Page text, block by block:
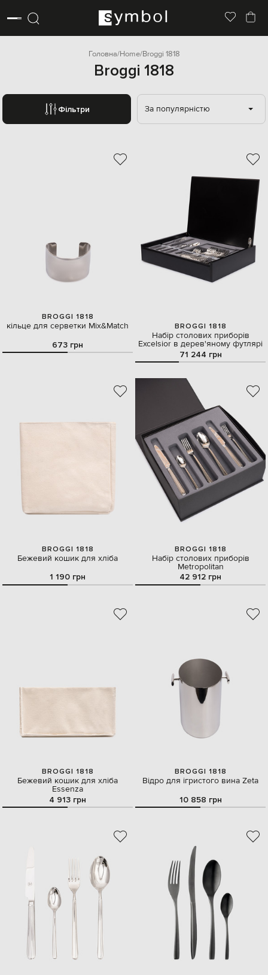
Головна Home Broggi 1818
Broggi 1818
Фільтри За популярністю
BROGGI 1818
кільце для серветки Mix&Match
673 грн
BROGGI 1818
Набір столових приборів
Excelsior в дерев'яному футлярі
71 244 грн
BROGGI 1818
Бежевий кошик для хліба
1 190 грн
BROGGI 1818
Набір столових приборів
Metropolitan
42 912 грн
BROGGI 1818
Бежевий кошик для хліба
Essenza
4 913 грн
BROGGI 1818
Відро для ігристого вина Zeta
10 858 грн